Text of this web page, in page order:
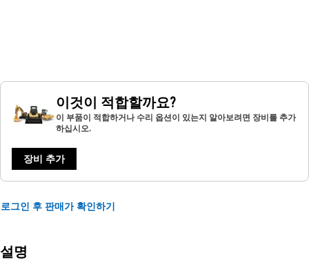
이것이 적합할까요?
이 부품이 적합하거나 수리 옵션이 있는지 알아보려면 장비를 추가
하십시오.
장비 추가
로그인 후 판매가 확인하기
설명